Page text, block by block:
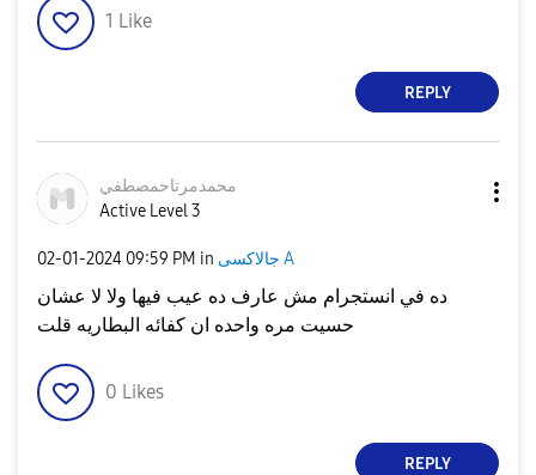
1 Like
REPLY
محمدمرتاحمصطفي
Active Level 3
‎02-01-2024 09:59 PM in جالاكسى A
ده في انستجرام مش عارف ده عيب فيها ولا لا عشان
حسيت مره واحده ان كفائه البطاريه قلت
0 Likes
REPLY